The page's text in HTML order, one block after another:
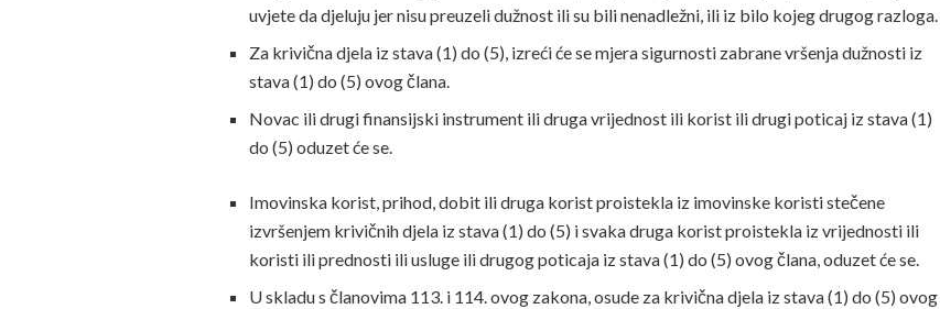
uvjete da djeluju jer nisu preuzeli dužnost ili su bili nenadležni, ili iz bilo kojeg drugog razloga.
Za krivična djela iz stava (1) do (5), izreći će se mjera sigurnosti zabrane vršenja dužnosti iz
stava (1) do (5) ovog člana.
Novac ili drugi finansijski instrument ili druga vrijednost ili korist ili drugi poticaj iz stava (1)
do (5) oduzet će se.
Imovinska korist, prihod, dobit ili druga korist proistekla iz imovinske koristi stečene
izvršenjem krivičnih djela iz stava (1) do (5) i svaka druga korist proistekla iz vrijednosti ili
koristi ili prednosti ili usluge ili drugog poticaja iz stava (1) do (5) ovog člana, oduzet će se.
U skladu s članovima 113. i 114. ovog zakona, osude za krivična djela iz stava (1) do (5) ovog